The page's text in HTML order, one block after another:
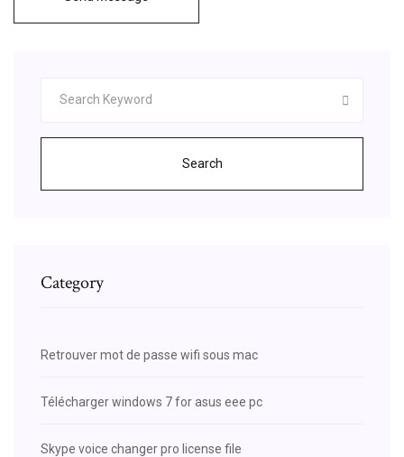
Search
Category
Retrouver mot de passe wifi sous mac
Télécharger windows 7 for asus eee pc
Skype voice changer pro license file